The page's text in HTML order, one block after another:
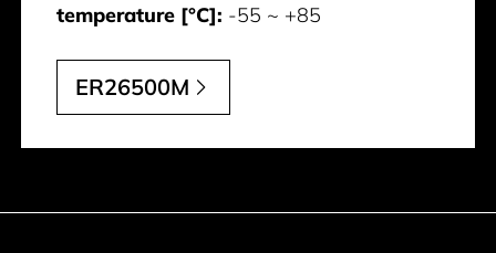
temperature [°C]: -55 ~ +85
ER26500M